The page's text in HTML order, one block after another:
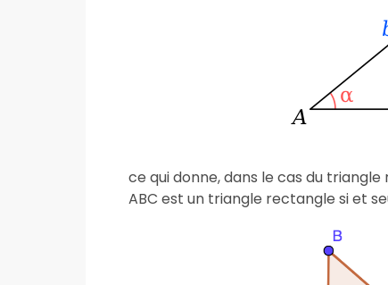
ce qui donne, dans le cas du
ABC est un triangle rectangle si et